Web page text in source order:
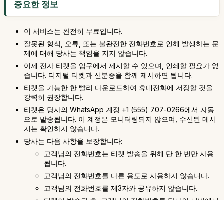
중요한 정보
이 서비스는 완전히 무료입니다.
잘못된 형식, 오류, 또는 불완전한 전화번호로 인해 발생하는 문
제에 대해 당사는 책임을 지지 않습니다.
이제 전자 티켓을 입구에서 제시할 수 있으며, 인쇄할 필요가 없
습니다. 디지털 티켓과 신분증을 함께 제시하면 됩니다.
티켓을 가능한 한 빨리 다운로드하여 휴대전화에 저장할 것을
강력히 권장합니다.
티켓은 당사의 WhatsApp 계정 +1 (555) 707-0266에서 자동
으로 발송됩니다. 이 계정은 모니터링되지 않으며, 수신된 메시
지는 확인하지 않습니다.
당사는 다음 사항을 보장합니다:
고객님의 전화번호는 티켓 발송을 위해 단 한 번만 사용
됩니다.
고객님의 전화번호를 다른 용도로 사용하지 않습니다.
고객님의 전화번호를 제3자와 공유하지 않습니다.